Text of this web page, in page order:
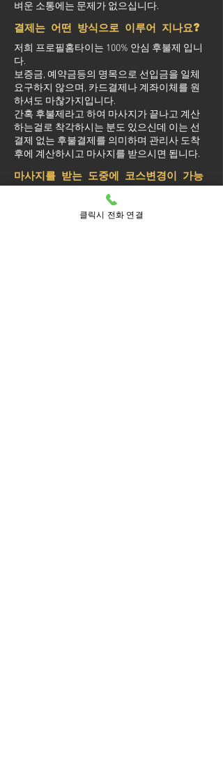
벼운 소통에는 문제가 없으십니다.
결제는 어떤 방식으로 이루어 지나요?
저희 프로필홈타이는 100% 안심 후불제 입니
다.
보증금, 예약금등의 명목으로 선입금을 일체
요구하지 않으며, 카드결제나 계좌이체를 원
하셔도 마찮가지입니다.
간혹 후불제라고 하여 마사지가 끝나고 계산
하는걸로 착각하시는 분도 있으신데 이는 선
결제 없는 후불결제를 의미하며 관리사 도착
후에 계산하시고 마사지를 받으시면 됩니다.
마사지를 받는 도중에 코스변경이 가능
할까요?
예약된 마사지 서비스가 끝나기 최소 30분 전
클릭시 전화 연결